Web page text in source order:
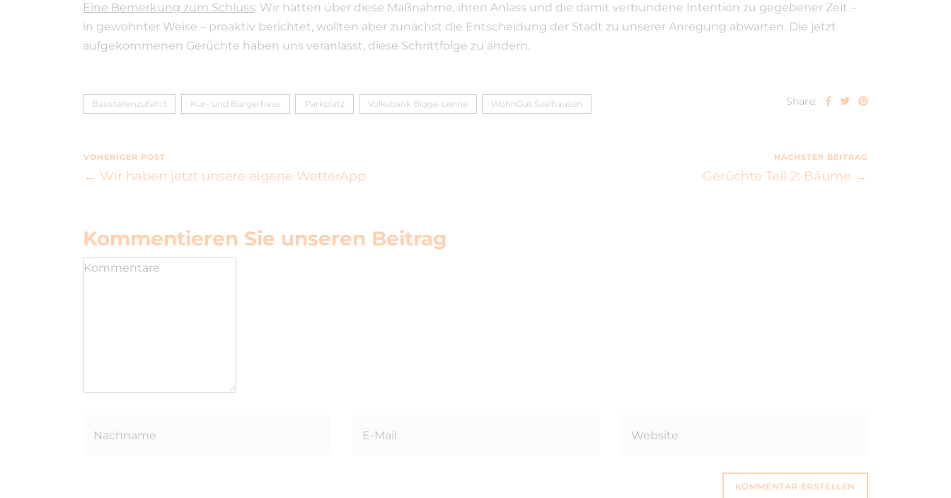
Eine Bemerkung zum Schluss: Wir hätten über diese Maßnahme, ihren Anlass und die damit verbundene Intention zu gegebener Zeit –
in gewohnter Weise – proaktiv berichtet, wollten aber zunächst die Entscheidung der Stadt zu unserer Anregung abwarten. Die jetzt
aufgekommenen Gerüchte haben uns veranlasst, diese Schrittfolge zu ändern.
Baustellenzufahrt Kur- und Bürgerhaus Parkplatz Volksbank Bigge-Lenne WohnGut Saalhausen Share:
VOHERIGER POST
← Wir haben jetzt unsere eigene WetterApp
NÄCHSTER BEITRAG
Gerüchte Teil 2: Bäume →
Kommentieren Sie unseren Beitrag